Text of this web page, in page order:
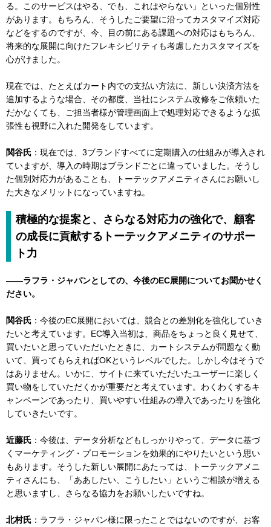
る。このサービスはやる、でも、これはやらない」といった個別性
があります。もちろん、そうしたご要望に沿ってカスタマイズ対応
などをするのですが、今、目の前にある課題への対応はもちろん、
将来的な展開に向けたフレキシビリティも考慮したカスタマイズを
心がけました。
現在では、たとえばカート内での支払い方法に、新しい決済方法を
追加するような場合、その都度、当社にシステム改修をご依頼いた
だかなくても、ご担当者様が管理画面上で処理対応できるような拡
張性も視野に入れた開発をしています。
関谷氏 ：現在では、3ブランドすべてに定期購入の仕組みが導入され
ていますが、導入の時期はブランドごとに違っていました。そうし
た個別対応力があることも、トーテックアメニティさんにお願いし
た大きなメリットになっていますね。
積極的な提案と、さらなる対応力の強化で、顧客
の成長に貢献するトーテックアメニティのサポー
ト力
――ラフラ・ジャパンとしての、今後のEC展開についてお聞かせく
ださい。
関谷氏 ：今後のEC展開においては、競合との差別化を強化していき
たいと考えています。EC導入当初は、商品をちょっと良く見せて、
買いたいと思っていただいたときに、カートシステムが問題なく動
いて、買ってもらえればOKというレベルでした。しかし今はそうで
はありません。いかに、サイトに来ていただいたユーザーに楽しく
買い物をしていただくかが重要だと考えています。わくわくするキ
ャンペーンであったり、買いやすい仕組みの導入であったりを強化
していきたいです。
近藤氏 ：今後は、データ分析などもしっかりやって、データに基づ
くマーケティング・プロモーションを効果的にやりたいという思い
もあります。そうした新しい展開にあたっては、トーテックアメニ
ティさんにも、「ああしたい、こうしたい」というご相談が増える
と思いますし、さらなる協力をお願いしたいですね。
北村氏 ：ラフラ・ジャパン様に限ったことではないのですが、お客